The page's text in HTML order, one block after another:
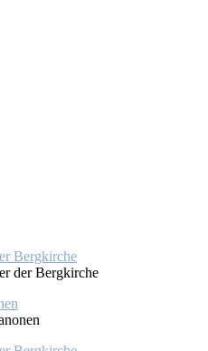
der Berg­kir­che